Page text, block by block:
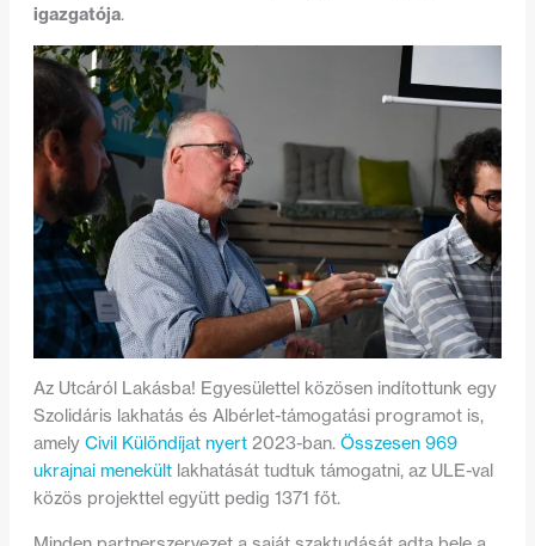
igazgatója.
Az Utcáról Lakásba! Egyesülettel közösen indítottunk egy
Szolidáris lakhatás és Albérlet-támogatási programot is,
amely Civil Különdíjat nyert2023-ban. Összesen 969
ukrajnai menekültlakhatását tudtuk támogatni, az ULE-val
közös projekttel együtt pedig 1371 főt.